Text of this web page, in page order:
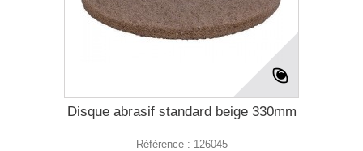
Disque abrasif standard beige 330mm
Référence : 126045